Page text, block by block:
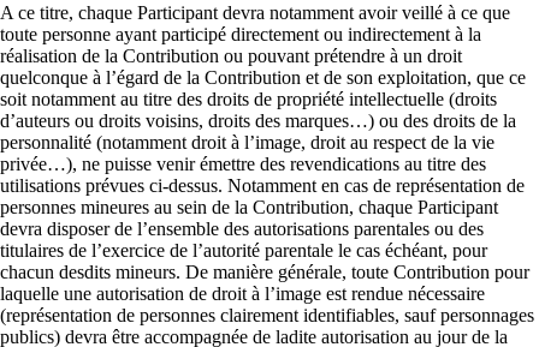
A ce titre, chaque Participant devra notamment avoir veillé à ce que
toute personne ayant participé directement ou indirectement à la
réalisation de la Contribution ou pouvant prétendre à un droit
quelconque à l’égard de la Contribution et de son exploitation, que ce
soit notamment au titre des droits de propriété intellectuelle (droits
d’auteurs ou droits voisins, droits des marques…) ou des droits de la
personnalité (notamment droit à l’image, droit au respect de la vie
privée…), ne puisse venir émettre des revendications au titre des
utilisations prévues ci-dessus. Notamment en cas de représentation de
personnes mineures au sein de la Contribution, chaque Participant
devra disposer de l’ensemble des autorisations parentales ou des
titulaires de l’exercice de l’autorité parentale le cas échéant, pour
chacun desdits mineurs. De manière générale, toute Contribution pour
laquelle une autorisation de droit à l’image est rendue nécessaire
(représentation de personnes clairement identifiables, sauf personnages
publics) devra être accompagnée de ladite autorisation au jour de la